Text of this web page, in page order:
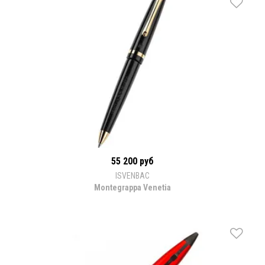
55 200 руб
ISVENBAC
Montegrappa Venetia